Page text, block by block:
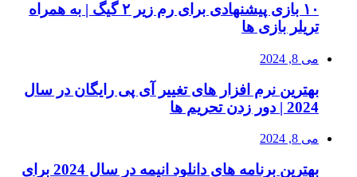
۱۰ بازی پیشنهادی برای رم زیر ۲ گیگ | به همراه
تریلر بازی ها
می 8, 2024
بهترین نرم افزار های تغییر آی پی رایگان در سال
2024 | دور زدن تحریم ها
می 8, 2024
بهترین برنامه های دانلود انیمه در سال 2024 برای